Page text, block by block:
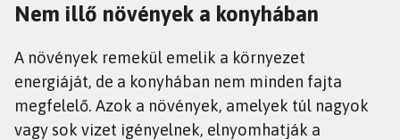
Nem illő növények a konyhában
A növények remekül emelik a környezet
energiáját, de a konyhában nem minden fajta
megfelelő. Azok a növények, amelyek túl nagyok
vagy sok vizet igényelnek, elnyomhatják a